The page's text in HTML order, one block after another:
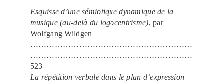
Esquisse d’une sémiotique dynamique de la
musique (au-delà du logocentrisme), par
Wolfgang Wildgen
……………………………………………………
……………………………………………………
523
La répétition verbale dans le plan d’expression